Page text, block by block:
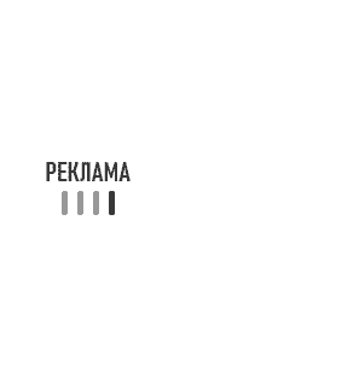
Платок для ношения